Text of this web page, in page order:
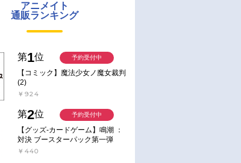
アニメイト
通販ランキング
第1位
【コミック】魔法少女ノ魔女裁判
(2)
￥924
予約受付中
第2位
【グッズ-カードゲーム】鳴潮 ：
対決 ブースターパック第一弾
【ポイント2倍】
￥440
予約受付中